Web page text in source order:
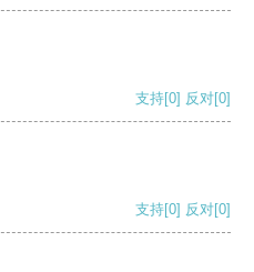
支持[0] 反对[0]
支持[0] 反对[0]